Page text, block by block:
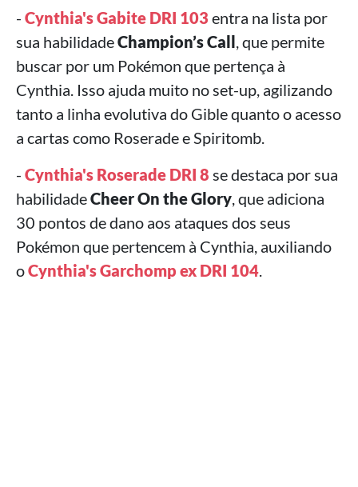
- Cynthia's Gabite DRI 103 entra na lista por
sua habilidadeChampion’s Call, que permite
buscar por um Pokémon que pertença à
Cynthia. Isso ajuda muito no set-up, agilizando
tanto a linha evolutiva do Gible quanto o acesso
a cartas como Roserade e Spiritomb.
- Cynthia's Roserade DRI 8 se destaca por sua
habilidadeCheer On the Glory, que adiciona
30 pontos de dano aos ataques dos seus
Pokémon que pertencem à Cynthia, auxiliando
oCynthia's Garchomp ex DRI 104.